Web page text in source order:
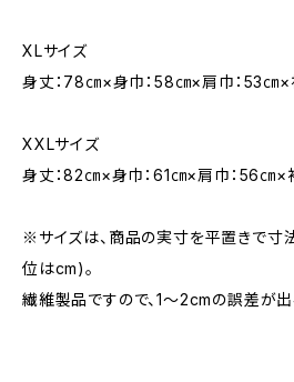
XLサイズ
身丈：78㎝×身巾：58㎝×肩巾：53㎝×
XXLサイズ
身丈：82㎝×身巾：61㎝×肩巾：56㎝×
※サイズは、商品の実寸を平置きで寸
位はcm)。
繊維製品ですので、1～2cmの誤差が出